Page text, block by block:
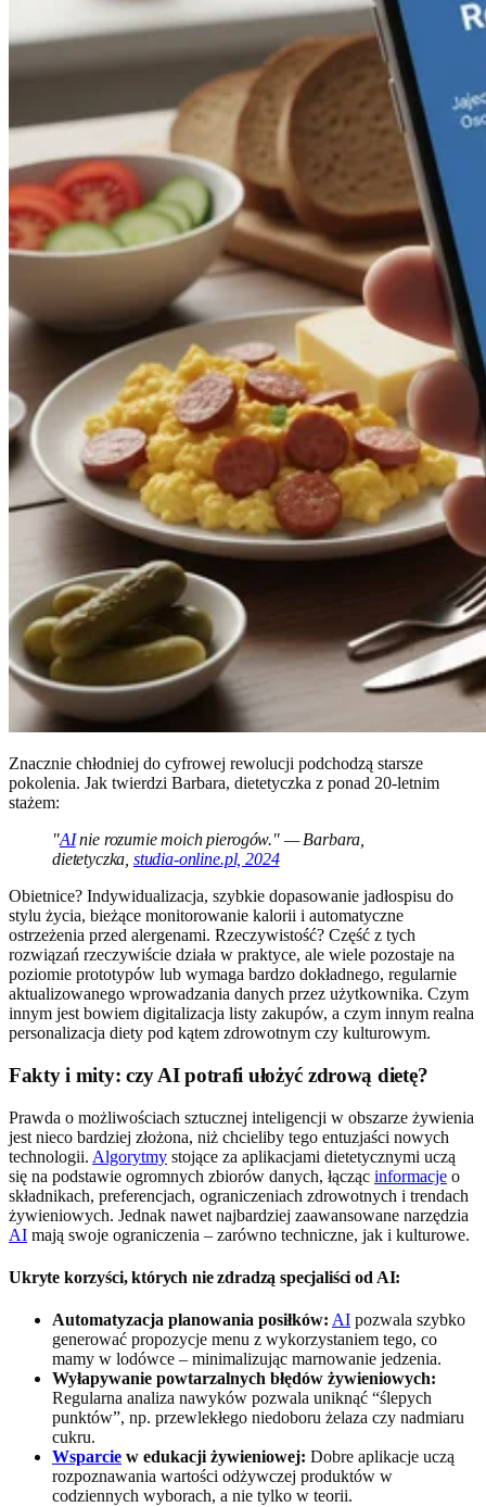
Znacznie chłodniej do cyfrowej rewolucji podchodzą starsze
pokolenia. Jak twierdzi Barbara, dietetyczka z ponad 20-letnim
stażem:
"AInie rozumie moich pierogów." — Barbara,
dietetyczka, studia-online.pl, 2024
Obietnice? Indywidualizacja, szybkie dopasowanie jadłospisu do
stylu życia, bieżące monitorowanie kalorii i automatyczne
ostrzeżenia przed alergenami. Rzeczywistość? Część z tych
rozwiązań rzeczywiście działa w praktyce, ale wiele pozostaje na
poziomie prototypów lub wymaga bardzo dokładnego, regularnie
aktualizowanego wprowadzania danych przez użytkownika. Czym
innym jest bowiem digitalizacja listy zakupów, a czym innym realna
personalizacja diety pod kątem zdrowotnym czy kulturowym.
Fakty i mity: czy AI potrafi ułożyć zdrową dietę?
Prawda o możliwościach sztucznej inteligencji w obszarze żywienia
jest nieco bardziej złożona, niż chcieliby tego entuzjaści nowych
technologii. Algorytmy stojące za aplikacjami dietetycznymi uczą
się na podstawie ogromnych zbiorów danych, łącząc informacje o
składnikach, preferencjach, ograniczeniach zdrowotnych i trendach
żywieniowych. Jednak nawet najbardziej zaawansowane narzędzia
AI mają swoje ograniczenia – zarówno techniczne, jak i kulturowe.
Ukryte korzyści, których nie zdradzą specjaliści od AI:
Automatyzacja planowania posiłków: AI pozwala szybko
generować propozycje menu z wykorzystaniem tego, co
mamy w lodówce – minimalizując marnowanie jedzenia.
Wyłapywanie powtarzalnych błędów żywieniowych:
Regularna analiza nawyków pozwala uniknąć “ślepych
punktów”, np. przewlekłego niedoboru żelaza czy nadmiaru
cukru.
Wsparcie w edukacji żywieniowej: Dobre aplikacje uczą
rozpoznawania wartości odżywczej produktów w
codziennych wyborach, a nie tylko w teorii.